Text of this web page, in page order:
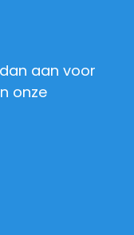
aan voor
onze